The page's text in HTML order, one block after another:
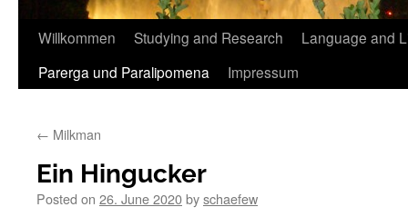
Skip
Willkommen Studying and Research
Language and
Parerga und Paralipomena
Impressum
← Milkman
Ein Hingucker
Posted on 26. June 2020byschaefew